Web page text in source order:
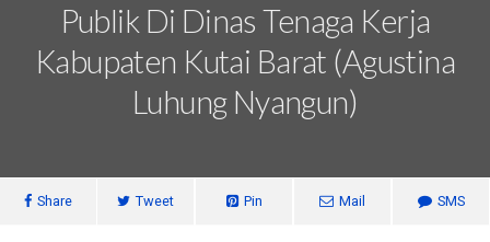
Publik Di Dinas Tenaga Kerja
Kabupaten Kutai Barat (Agustina
Luhung Nyangun)
Share Tweet Pin Mail SMS